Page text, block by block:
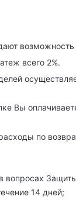
всего 2%.
Вы
по
14 дней;